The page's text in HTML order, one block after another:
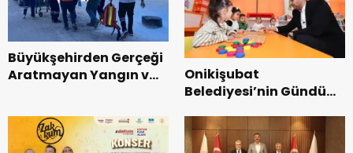
Büyükşehirden Gerçeği
Aratmayan Yangın ve
Onikişubat
Belediyesi’nin Gündüz
dönemin ön kayıtları
başladı.